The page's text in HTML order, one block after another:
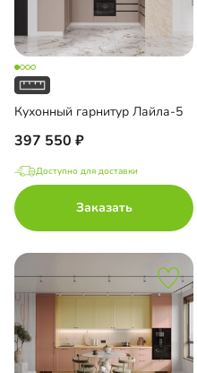
Кухонный гарнитур Лайла-5
397 550
Доступно для доставки
Заказать